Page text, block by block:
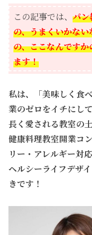
この記事では、パン
の、うまくいかな
の、ここなんです
ます！
私は、「美味しく食
業のゼロをイチにして
長く愛される教室の
健康料理教室開業コン
リー・アレルギー対
ヘルシーライフデザ
きです！